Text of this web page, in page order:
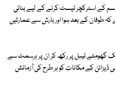
کے اسٹرکچر ٹیسٹ کرنے کے لیے بنائی
طوفان کے بعد ہوا اور بارش سے عمارتیں
گھومتے ٹیبل پر رکھ کر ان پر ہرسمت سے
کے مکانات کو ہر طرح کی آزمائش